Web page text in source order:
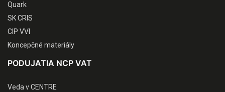
Quark
SK CRIS
CIP VVI
Koncepčné materiály
PODUJATIA NCP VAT
Veda v CENTRE